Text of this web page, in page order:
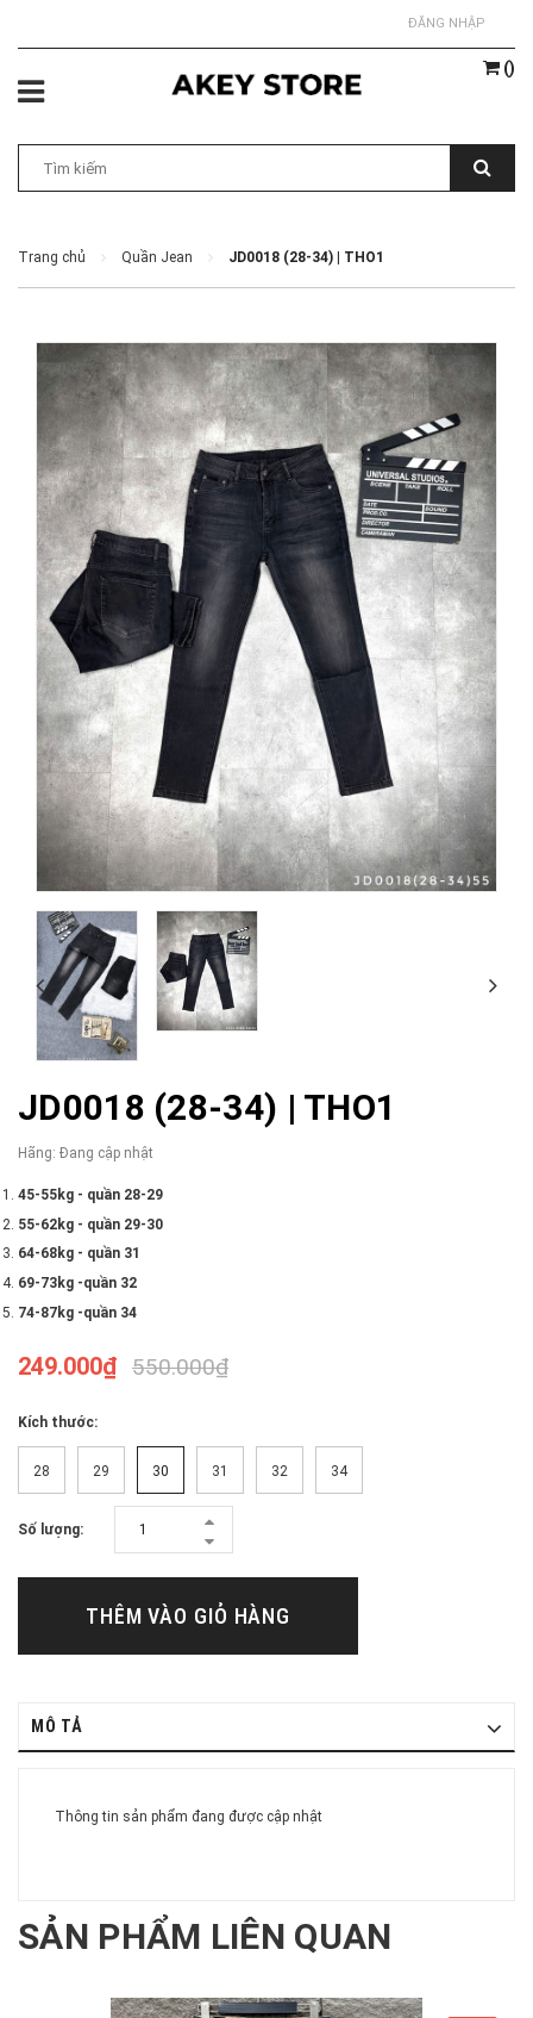
ĐĂNG NHẬP
()
Trang chủ Quần Jean JD0018 (28-34) | THO1
JD0018 (28-34) | THO1
Hãng: Đang cập nhật
45-55kg - quần 28-29
55-62kg - quần 29-30
64-68kg - quần 31
69-73kg -quần 32
74-87kg -quần 34
249.000₫ 550.000₫
Kích thước:
28 29 30 31 32 34
Số lượng:
THÊM VÀO GIỎ HÀNG
MÔ TẢ
Thông tin sản phẩm đang được cập nhật
SẢN PHẨM LIÊN QUAN